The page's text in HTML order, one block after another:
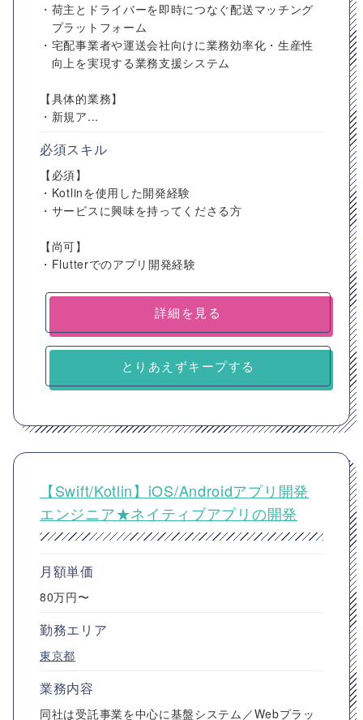
・荷主とドライバーを即時につなぐ配送マッチング
プラットフォーム
・宅配事業者や運送会社向けに業務効率化・生産性
向上を実現する業務支援システム
【具体的業務】
・新規ア...
必須スキル
【必須】
・Kotlinを使用した開発経験
・サービスに興味を持ってくださる方
【尚可】
・Flutterでのアプリ開発経験
詳細を見る
とりあえずキープする
【Swift/Kotlin】iOS/Androidアプリ開発
エンジニア★ネイティブアプリの開発
月額単価
80万円〜
勤務エリア
東京都
業務内容
同社は受託事業を中心に基盤システム／Webプラッ